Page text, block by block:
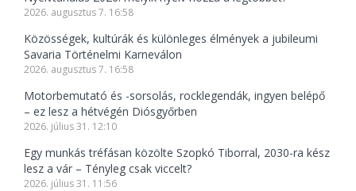
2026. augusztus 7. 16:58
Közösségek, kultúrák és különleges élmények a jubileumi
Savaria Történelmi Karneválon
2026. augusztus 7. 16:58
Motorbemutató és -sorsolás, rocklegendák, ingyen belépő
– ez lesz a hétvégén Diósgyőrben
2026. július 31. 12:10
Egy munkás tréfásan közölte Szopkó Tiborral, 2030-ra kész
lesz a vár – Tényleg csak viccelt?
2026. július 31. 11:56